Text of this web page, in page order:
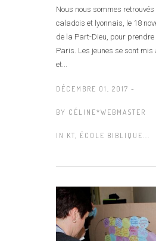
Nous nous sommes
caladois et lyonnais, le 18
de la Part-Dieu, pour prendre
Paris. Les jeunes se sont mis
et...
DÉCEMBRE 01, 2017 -
BY CÉLINE*WEBMASTER
IN KT, ÉCOLE BIBLIQUE...